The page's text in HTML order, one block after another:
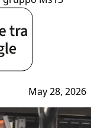
May 28, 2026